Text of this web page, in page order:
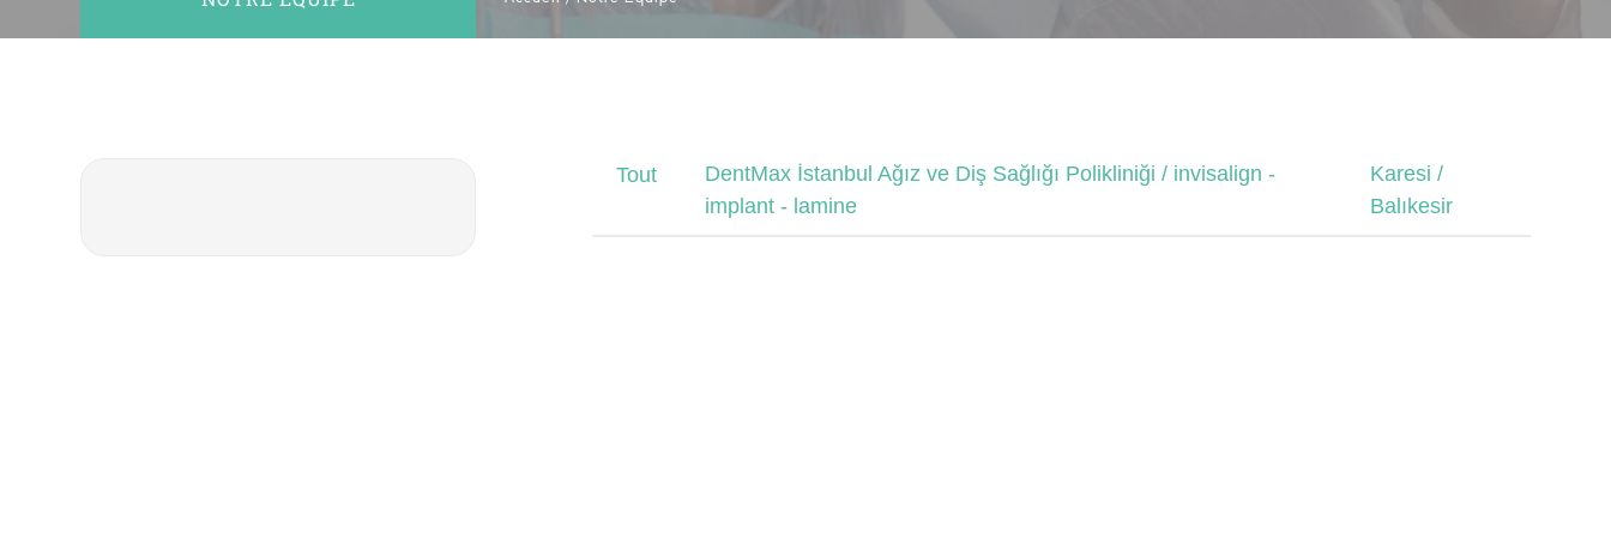
Tout
DentMax İstanbul Ağız ve Diş Sağlığı Polikliniği / invisalign -
implant - lamine
Karesi /
Balıkesir